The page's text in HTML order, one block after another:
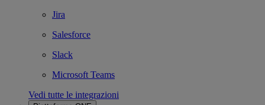
Jira
Salesforce
Slack
Microsoft Teams
Vedi tutte le integrazioni